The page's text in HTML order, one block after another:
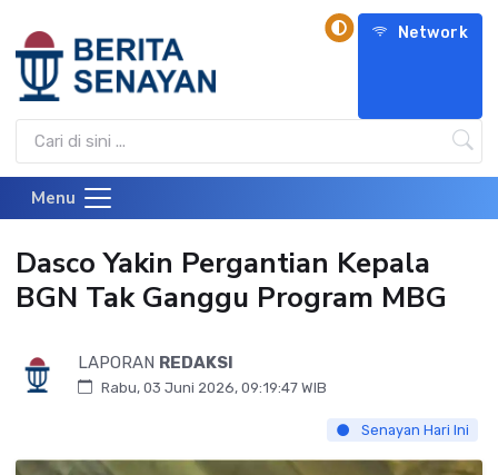
Network
Menu
Dasco Yakin Pergantian Kepala
BGN Tak Ganggu Program MBG
LAPORAN REDAKSI
Rabu, 03 Juni 2026, 09:19:47 WIB
Senayan Hari Ini